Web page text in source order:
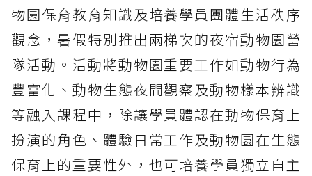
物園保育教育知識及培養學員團體生活秩序
觀念，暑假特別推出兩梯次的夜宿動物園營
隊活動。活動將動物園重要工作如動物行為
豐富化、動物生態夜間觀察及動物樣本辨識
等融入課程中，除讓學員體認在動物保育上
扮演的角色、體驗日常工作及動物園在生態
保育上的重要性外，也可培養學員獨立自主